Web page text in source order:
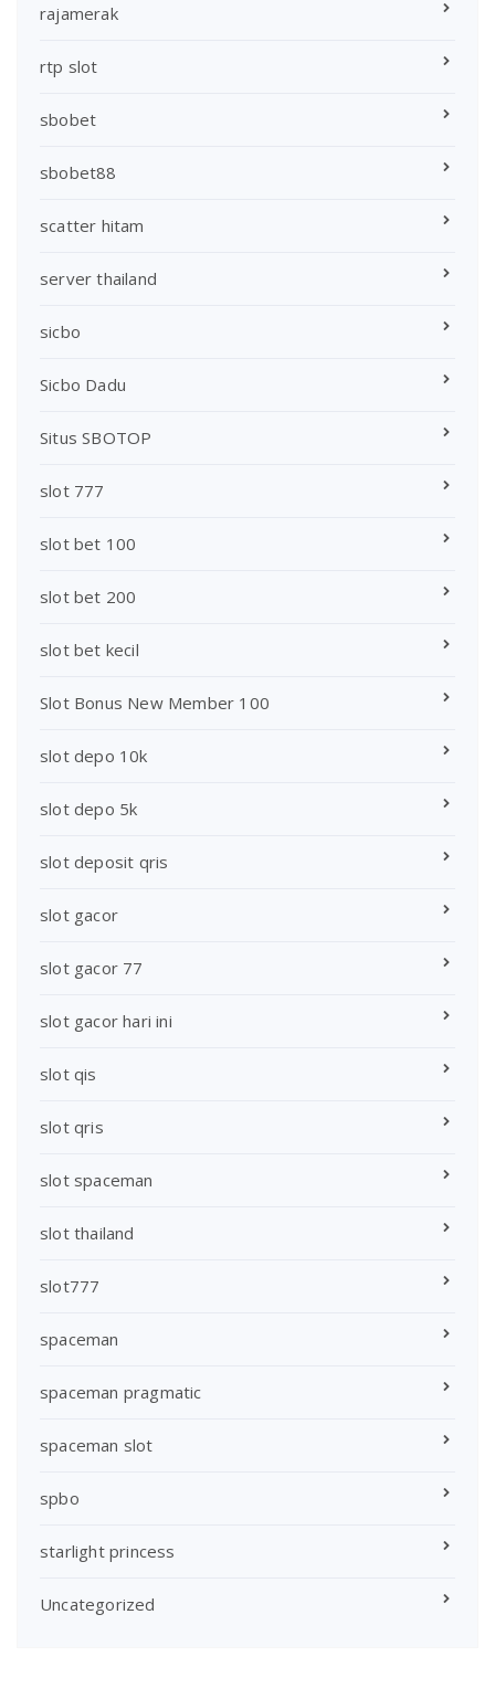
rajamerak
rtp slot
sbobet
sbobet88
scatter hitam
server thailand
sicbo
Sicbo Dadu
Situs SBOTOP
slot 777
slot bet 100
slot bet 200
slot bet kecil
Slot Bonus New Member 100
slot depo 10k
slot depo 5k
slot deposit qris
slot gacor
slot gacor 77
slot gacor hari ini
slot qis
slot qris
slot spaceman
slot thailand
slot777
spaceman
spaceman pragmatic
spaceman slot
spbo
starlight princess
Uncategorized